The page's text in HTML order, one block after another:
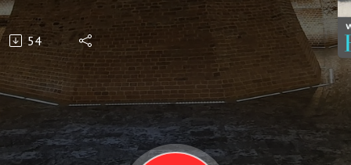
twierdza
1655–1711
54